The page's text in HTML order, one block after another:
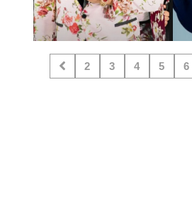
2 3 4 5 6